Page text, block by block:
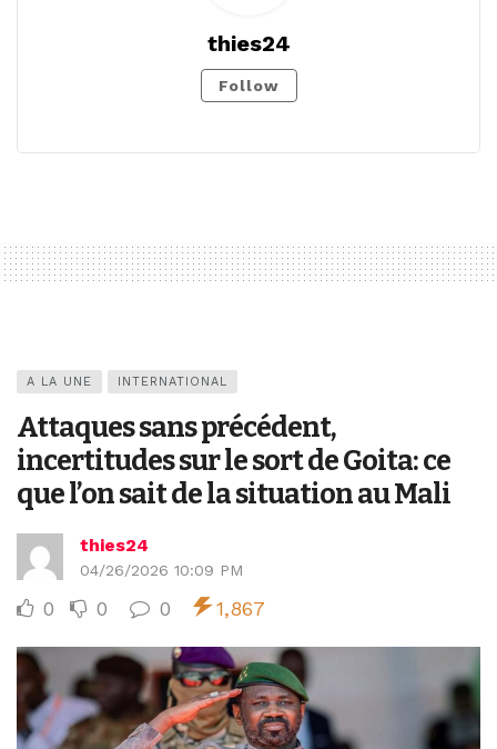
thies24
Follow
A LA UNE INTERNATIONAL
Attaques sans précédent,
incertitudes sur le sort de Goita: ce
que l’on sait de la situation au Mali
thies24
04/26/2026 10:09 PM
0 0 0 1,867